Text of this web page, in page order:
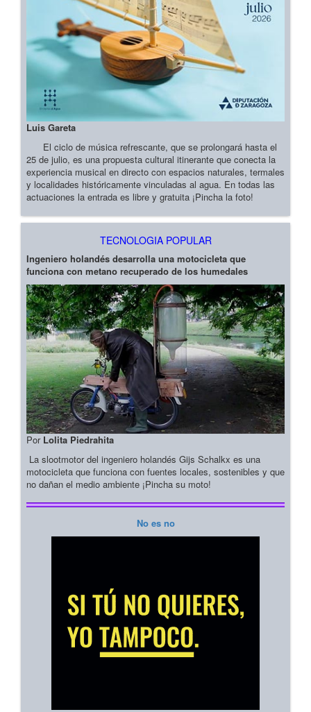
Luis Gareta
El ciclo de música refrescante, que se prolongará hasta el
25 de julio, es una propuesta cultural itinerante que conecta la
experiencia musical en directo con espacios naturales, termales
y localidades históricamente vinculadas al agua. En todas las
actuaciones la entrada es libre y gratuita ¡Pincha la foto!
TECNOLOGIA POPULAR
Ingeniero holandés desarrolla una motocicleta que
funciona con metano recuperado de los humedales
Por Lolita Piedrahita
La slootmotor del ingeniero holandés Gijs Schalkx es una
motocicleta que funciona con fuentes locales, sostenibles y que
no dañan el medio ambiente ¡Pincha su moto!
No es no